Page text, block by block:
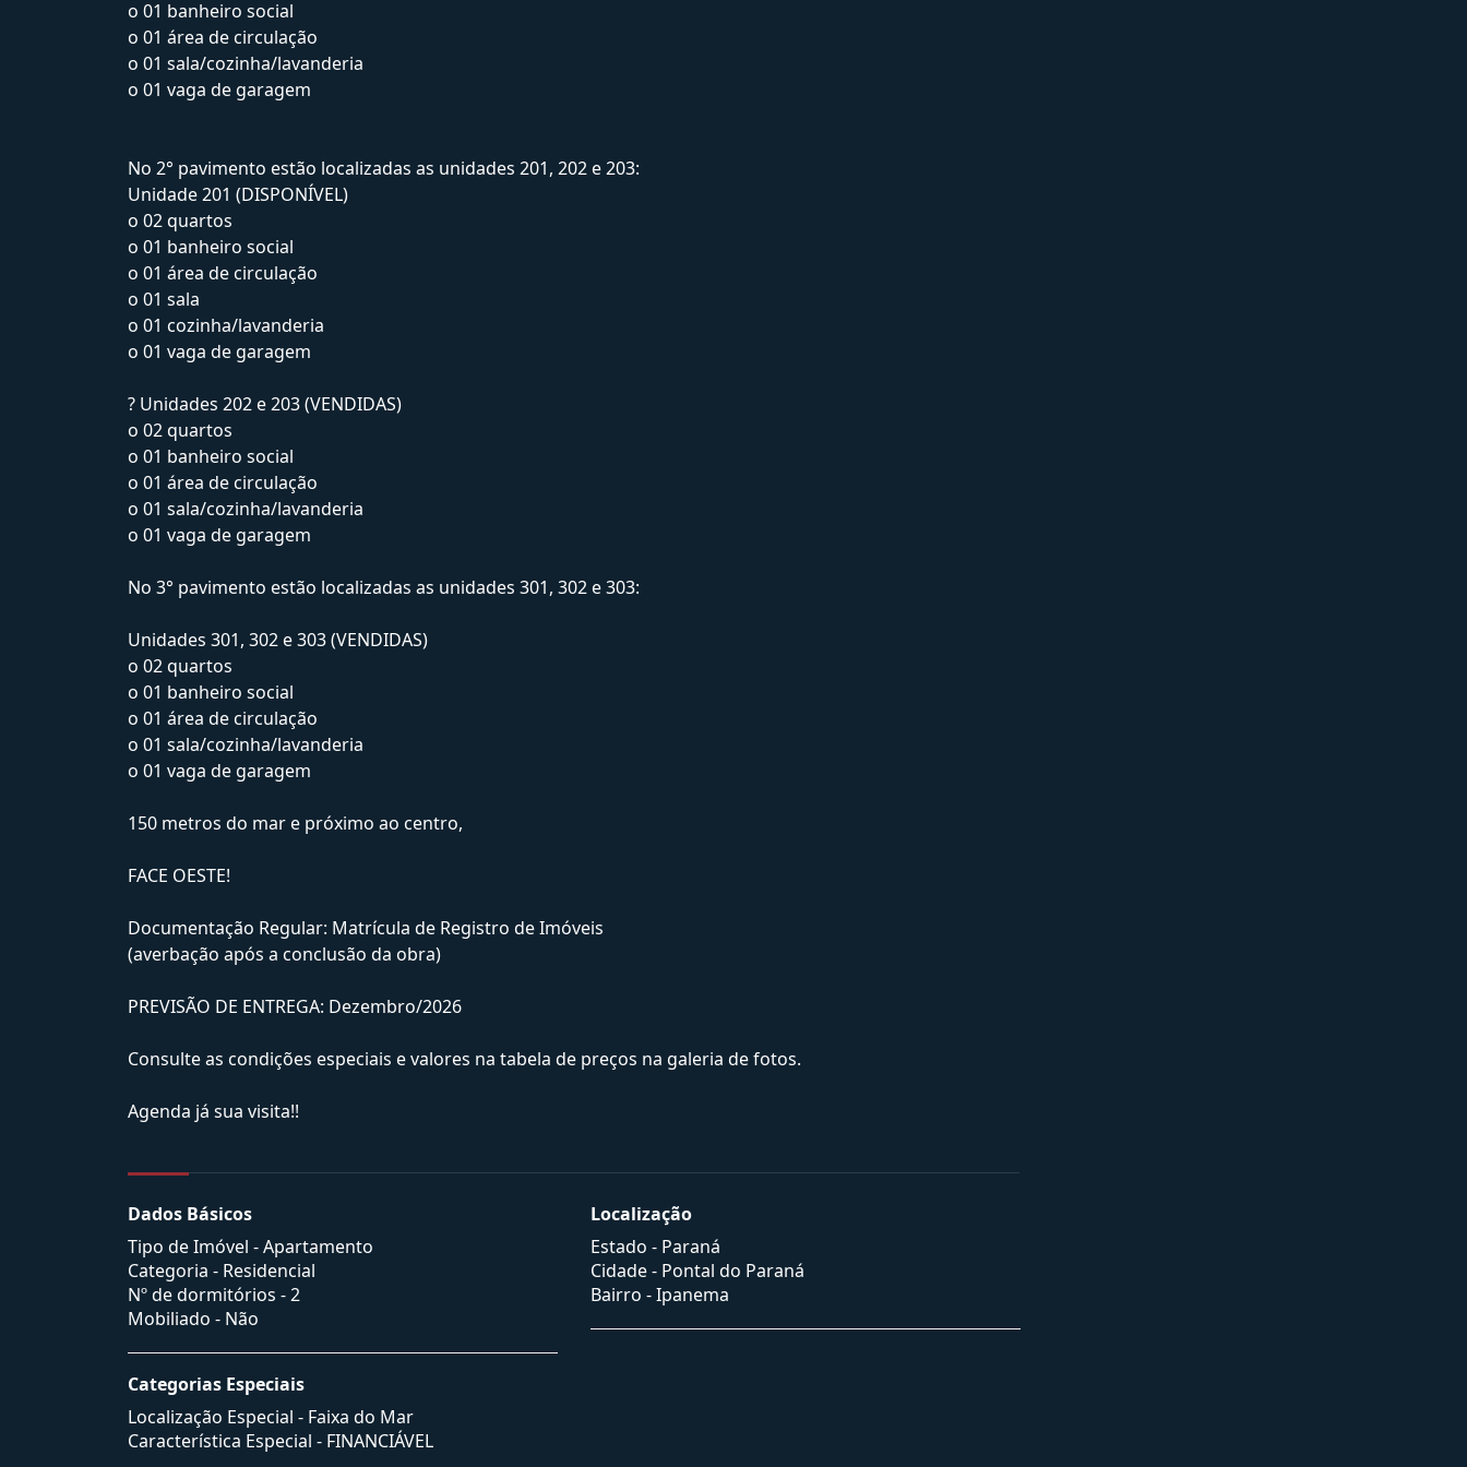
o 01 banheiro social
o 01 área de circulação
o 01 sala/cozinha/lavanderia
o 01 vaga de garagem
No 2° pavimento estão localizadas as unidades 201, 202 e 203:
Unidade 201 (DISPONÍVEL)
o 02 quartos
o 01 banheiro social
o 01 área de circulação
o 01 sala
o 01 cozinha/lavanderia
o 01 vaga de garagem
? Unidades 202 e 203 (VENDIDAS)
o 02 quartos
o 01 banheiro social
o 01 área de circulação
o 01 sala/cozinha/lavanderia
o 01 vaga de garagem
No 3° pavimento estão localizadas as unidades 301, 302 e 303:
Unidades 301, 302 e 303 (VENDIDAS)
o 02 quartos
o 01 banheiro social
o 01 área de circulação
o 01 sala/cozinha/lavanderia
o 01 vaga de garagem
150 metros do mar e próximo ao centro,
FACE OESTE!
Documentação Regular: Matrícula de Registro de Imóveis
(averbação após a conclusão da obra)
PREVISÃO DE ENTREGA: Dezembro/2026
Consulte as condições especiais e valores na tabela de preços na galeria de fotos.
Agenda já sua visita!!
Dados Básicos
Tipo de Imóvel - Apartamento
Categoria - Residencial
Nº de dormitórios - 2
Mobiliado - Não
Categorias Especiais
Localização Especial - Faixa do Mar
Característica Especial - FINANCIÁVEL
Localização
Estado - Paraná
Cidade - Pontal do Paraná
Bairro -Ipanema